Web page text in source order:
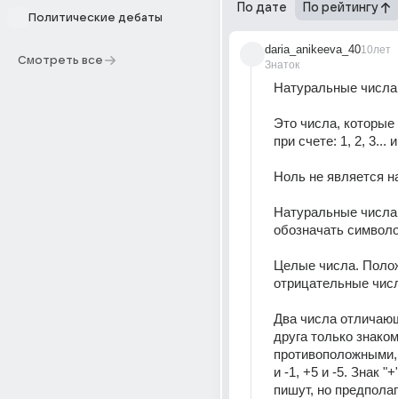
Политические дебаты
Смотреть все
По дате По рейтингу
daria_anikeeva_40
Знаток
10лет
Натуральные числа
Это числа,
при счете: 1, 2, 3...
Ноль не является
Натуральные
обозначать
Целые числа.
отрицательные
Два числа
друга только
и -1, +5 и -5. Знак
пишут, но